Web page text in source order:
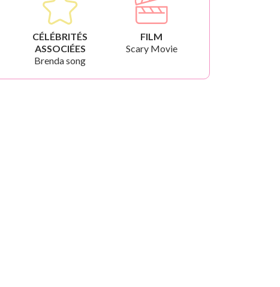
CÉLÉBRITÉS
ASSOCIÉES
Brenda song
FILM
Scary Movie